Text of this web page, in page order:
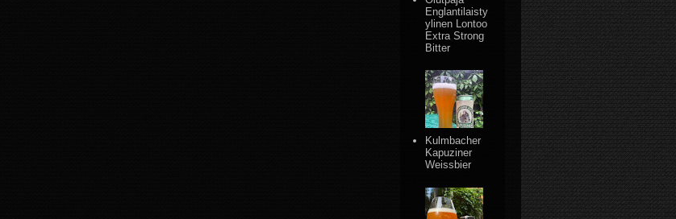
Englantilaisty
ylinen Lontoo
Extra Strong
Bitter
Kulmbacher
Kapuziner
Weissbier